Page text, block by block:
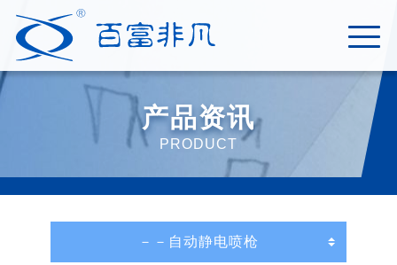
产品资讯
PRODUCT